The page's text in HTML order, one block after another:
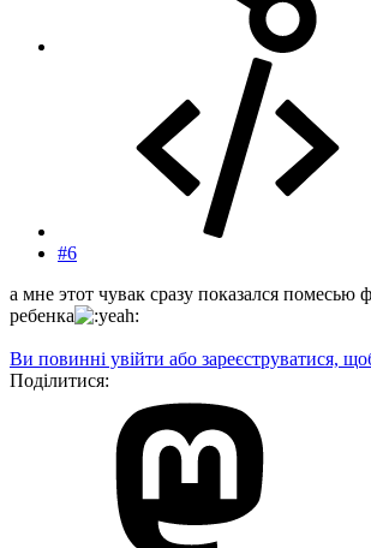
#6
а мне этот чувак сразу показался
ребенка
Ви повинні увійти або зареєструватися,
Поділитися: